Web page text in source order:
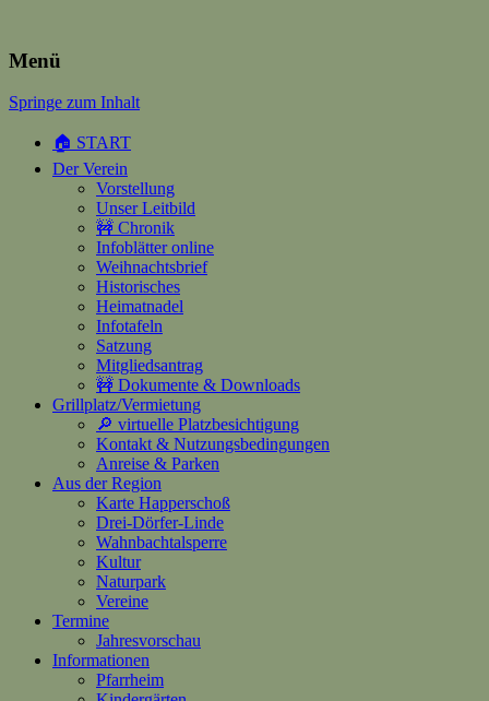
Heimatverein Happerschoss
Suchen
Menü
Springe zum Inhalt
🏠 START
Der Verein
Vorstellung
Unser Leitbild
🚧 Chronik
Infoblätter online
Weihnachtsbrief
Historisches
Heimatnadel
Infotafeln
Satzung
Mitgliedsantrag
🚧 Dokumente & Downloads
Grillplatz/Vermietung
🔎 virtuelle Platzbesichtigung
Kontakt & Nutzungsbedingungen
Anreise & Parken
Aus der Region
Karte Happerschoß
Drei-Dörfer-Linde
Wahnbachtalsperre
Kultur
Naturpark
Vereine
Termine
Jahresvorschau
Informationen
Pfarrheim